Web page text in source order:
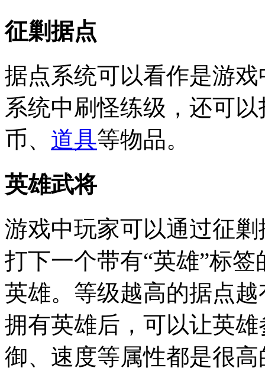
征剿据点
据点系统可以看作是游
系统中刷怪练级，还可以
币、 道具等物品。
英雄武将
游戏中玩家可以通过征
打下一个带有“英雄”标
英雄。等级越高的据点
拥有英雄后，可以让英
御、速度等属性都是很